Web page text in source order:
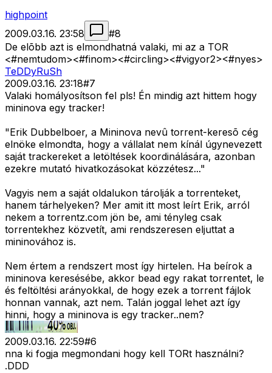
highpoint
2009.03.16. 23:58
#8
De elõbb azt is elmondhatná valaki, mi az a TOR
<#nemtudom><#finom><#circling><#vigyor2><#nyes>
TeDDyRuSh
2009.03.16. 23:18#7
Valaki homályosítson fel pls! Én mindig azt hittem hogy
mininova egy tracker!
"Erik Dubbelboer, a Mininova nevû torrent-keresõ cég
elnöke elmondta, hogy a vállalat nem kínál úgynevezett
saját trackereket a letöltések koordinálására, azonban
ezekre mutató hivatkozásokat közzétesz..."
Vagyis nem a saját oldalukon tárolják a torrenteket,
hanem tárhelyeken? Mer amit itt most leírt Erik, arról
nekem a torrentz.com jön be, ami tényleg csak
torrentekhez közvetít, ami rendszeresen eljuttat a
mininovához is.
Nem értem a rendszert most így hirtelen. Ha beírok a
mininova keresésébe, akkor bead egy rakat torrentet, le
és feltöltési arányokkal, de hogy ezek a torrent fájlok
honnan vannak, azt nem. Talán joggal lehet azt így
hinni, hogy a mininova is egy tracker..nem?
2009.03.16. 22:59#6
nna ki fogja megmondani hogy kell TORt használni?
.DDD